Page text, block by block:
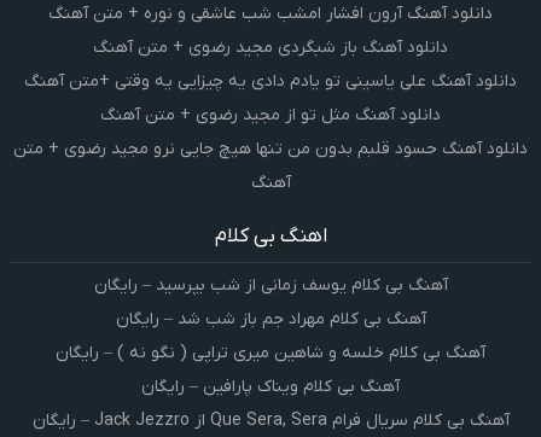
دانلود آهنگ آرون افشار امشب شب عاشقی و نوره + متن آهنگ
دانلود آهنگ باز شبگردی مجید رضوی + متن آهنگ
دانلود آهنگ علی یاسینی تو یادم دادی یه چیزایی یه وقتی +متن آهنگ
دانلود آهنگ مثل تو از مجید رضوی + متن آهنگ
دانلود آهنگ حسود قلبم بدون من تنها هیچ جایی نرو مجید رضوی + متن
آهنگ
اهنگ بی کلام
آهنگ بی کلام یوسف زمانی از شب بپرسید – رایگان
آهنگ بی کلام مهراد جم باز شب شد – رایگان
آهنگ بی کلام خلسه و شاهین میری تراپی ( نگو نه ) – رایگان
آهنگ بی کلام ویناک پارافین – رایگان
آهنگ بی کلام سریال فرام Que Sera, Sera از Jack Jezzro – رایگان